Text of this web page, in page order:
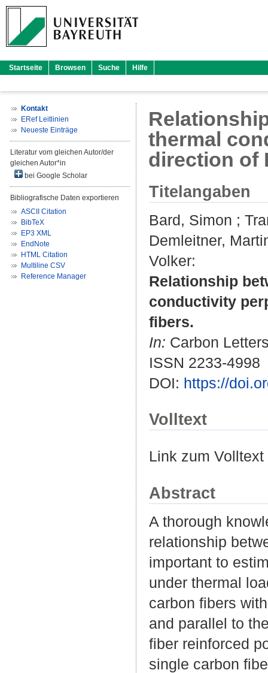
Startseite Browsen Suche Hilfe
Kontakt
ERef Leitlinien
Neueste Einträge
Literatur vom gleichen Autor/der
gleichen Autor*in
bei Google Scholar
Bibliografische Daten exportieren
ASCII Citation
BibTeX
EP3 XML
EndNote
HTML Citation
Multiline CSV
Reference Manager
thermal
direction of
Titelangaben
Bard, Simon ;
Demleitner,
Volker:
Relationship
conductivity
fibers.
In: Carbon
ISSN 2233-4998
DOI: https://
Volltext
Link zum
Abstract
A thorough
relationship
important to
under thermal
carbon fibers
and parallel to
fiber reinforced
single carbon